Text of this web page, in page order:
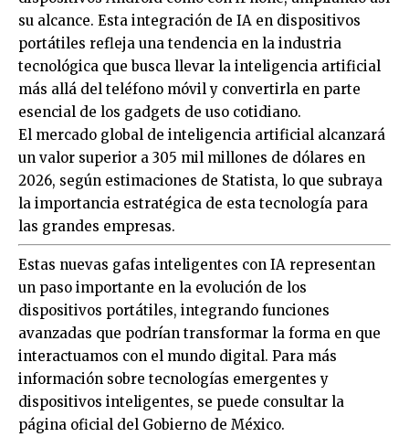
su alcance. Esta integración de IA en dispositivos
portátiles refleja una tendencia en la industria
tecnológica que busca llevar la inteligencia artificial
más allá del teléfono móvil y convertirla en parte
esencial de los gadgets de uso cotidiano.
El mercado global de inteligencia artificial alcanzará
un valor superior a 305 mil millones de dólares en
2026, según estimaciones de Statista, lo que subraya
la importancia estratégica de esta tecnología para
las grandes empresas.
Estas nuevas gafas inteligentes con IA representan
un paso importante en la evolución de los
dispositivos portátiles, integrando funciones
avanzadas que podrían transformar la forma en que
interactuamos con el mundo digital. Para más
información sobre tecnologías emergentes y
dispositivos inteligentes, se puede consultar la
página oficial del Gobierno de México.